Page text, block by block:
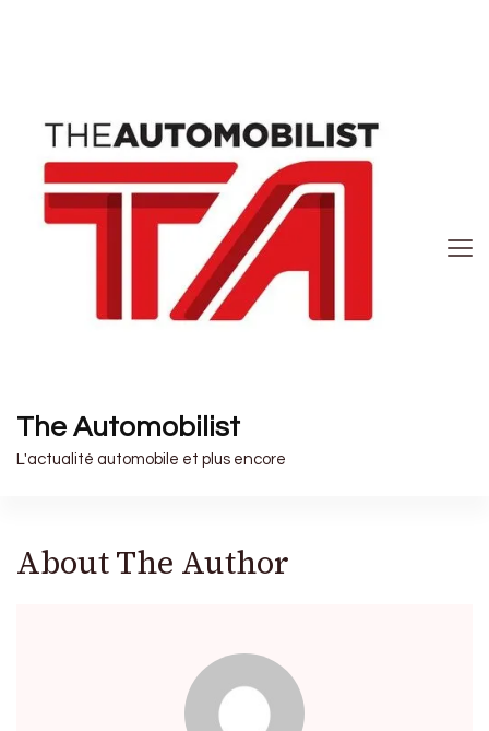
The Automobilist
L'actualité automobile et plus encore
About The Author